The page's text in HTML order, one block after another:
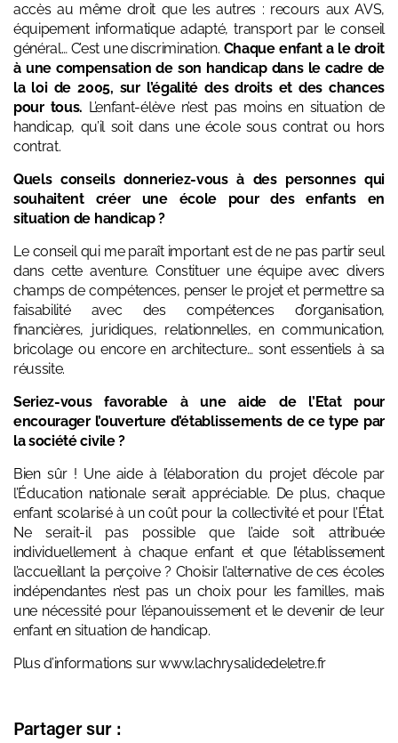
accès au même droit que les autres : recours aux AVS,
équipement informatique adapté, transport par le conseil
général… C’est une discrimination. Chaque enfant a le droit
à une compensation de son handicap dans le cadre de
la loi de 2005, sur l’égalité des droits et des chances
pour tous. L’enfant-élève n’est pas moins en situation de
handicap, qu’il soit dans une école sous contrat ou hors
contrat.
Quels conseils donneriez-vous à des personnes qui
souhaitent créer une école pour des enfants en
situation de handicap ?
Le conseil qui me paraît important est de ne pas partir seul
dans cette aventure. Constituer une équipe avec divers
champs de compétences, penser le projet et permettre sa
faisabilité avec des compétences d’organisation,
financières, juridiques, relationnelles, en communication,
bricolage ou encore en architecture… sont essentiels à sa
réussite.
Seriez-vous favorable à une aide de l’Etat pour
encourager l’ouverture d’établissements de ce type par
la société civile ?
Bien sûr ! Une aide à l’élaboration du projet d’école par
l’Éducation nationale serait appréciable. De plus, chaque
enfant scolarisé à un coût pour la collectivité et pour l’État.
Ne serait-il pas possible que l’aide soit attribuée
individuellement à chaque enfant et que l’établissement
l’accueillant la perçoive ? Choisir l’alternative de ces écoles
indépendantes n’est pas un choix pour les familles, mais
une nécessité pour l’épanouissement et le devenir de leur
enfant en situation de handicap.
Plus d’informations surwww.lachrysalidedeletre.fr
Partager sur :